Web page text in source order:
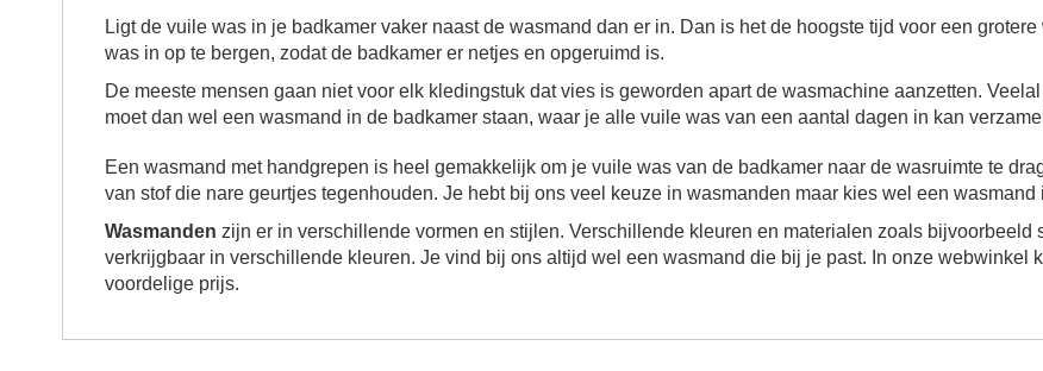
Ligt de vuile was in je badkamer vaker naast de wasmand dan er in. Dan is het de hoogste tijd voor een
was in op te bergen, zodat de badkamer er netjes en opgeruimd is.
De meeste mensen gaan niet voor elk kledingstuk dat vies is geworden apart de wasmachine aanzetten.
moet dan wel een wasmand in de badkamer staan, waar je alle vuile was van een aantal dagen in kan
Een wasmand met handgrepen is heel gemakkelijk om je vuile was van de badkamer naar de wasruimte te
van stof die nare geurtjes tegenhouden. Je hebt bij ons veel keuze in wasmanden maar kies wel een
Wasmanden zijn er in verschillende vormen en stijlen. Verschillende kleuren en materialen zoals bijvoorbeeld
verkrijgbaar in verschillende kleuren. Je vind bij ons altijd wel een wasmand die bij je past. In onze webwinkel
voordelige prijs.